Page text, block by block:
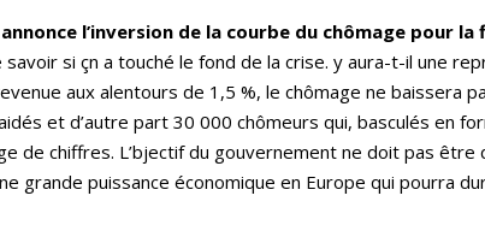
l’inversion de la courbe du chômage pour
si çn a touché le fond de la crise. y aura-t-il une
aux alentours de 1,5 %, le chômage ne baissera
et d’autre part 30 000 chômeurs qui, basculés en
de chiffres. L’bjectif du gouvernement ne doit pas
grande puissance économique en Europe qui pourra